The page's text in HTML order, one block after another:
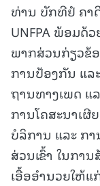
ທ່ານ ບັກທີຢໍ ຄາ
UNFPA ພ້ອມດ້
ພາກສ່ວນກ່ຽວຂ້ອ
ການປ້ອງກັນ ແລ
ຖານທາງເພດ ແ
ການໂຄສະນາເ
ບໍລິການ ແລະ ກ
ສ່ວນເຂົ້າ ໃນກາ
ເອື້ອອຳນວຍໃຫ້ແ